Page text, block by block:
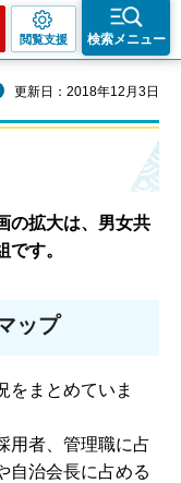
閲覧支援 検索メニュー
更新日：2018年12月3日
の拡大は、男女共
す。
ップ
をまとめていま
用者、管理職に占
自治会長に占める